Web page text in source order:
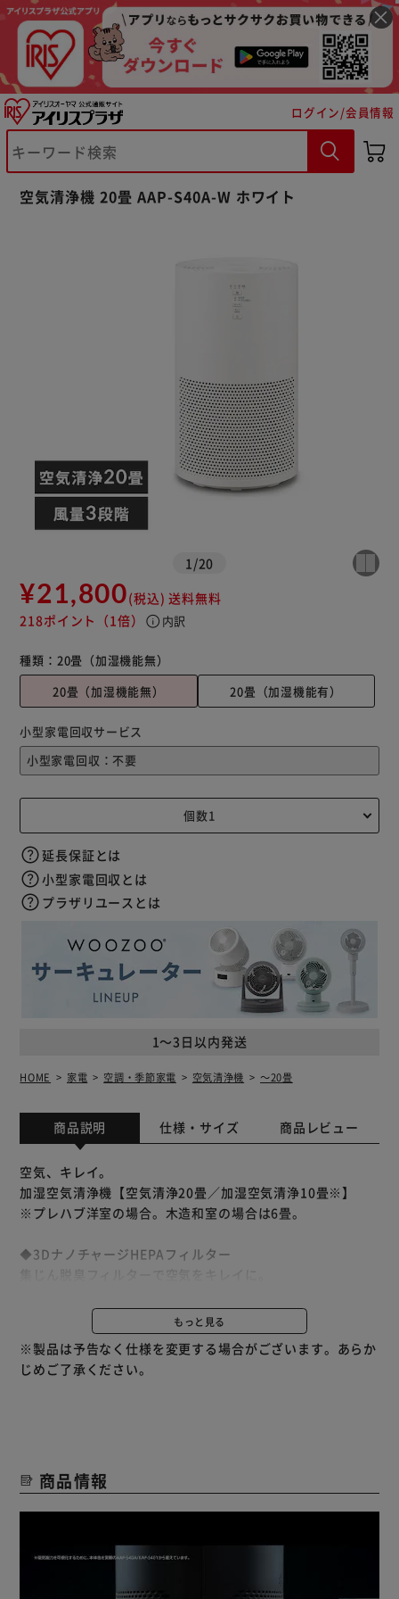
ログイン/会員情報
空気清浄機 20畳 AAP-S40A-W ホワイト
1 /20
¥21,800(税込) 送料無料
218ポイント （1倍） info 内訳
種類： 20畳（加湿機能無）
20畳（加湿機能無）
20畳（加湿機能有）
1～3日以内発送
小型家電回収サービス
延長保証とは
小型家電回収とは
プラザリユースとは
HOME 家電 空調・季節家電 空気清浄機 ～20畳
商品説明 仕様・サイズ 商品レビュー
空気、キレイ。
加湿空気清浄機【空気清浄20畳／加湿空気清浄10畳※】
※プレハブ洋室の場合。木造和室の場合は6畳。
◆3DナノチャージHEPAフィルター
マスクのJIS規格（JIS T9001）に準拠した試験で捕集性能
は、医療用マスクの標準規格において最高クラス（クラス
III）をクリア。※
◆スピード空気清浄
もっと見る
※製品は予告なく仕様を変更する場合がございます。あらか
じめご了承ください。
商品情報
購入手続きへ